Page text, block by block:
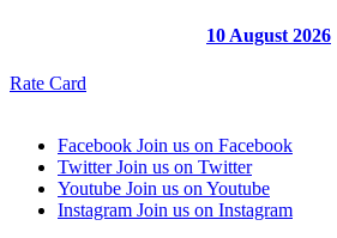
10 August 2026
Rate Card
Facebook Join us on Facebook
Twitter Join us on Twitter
Youtube Join us on Youtube
Instagram Join us on Instagram